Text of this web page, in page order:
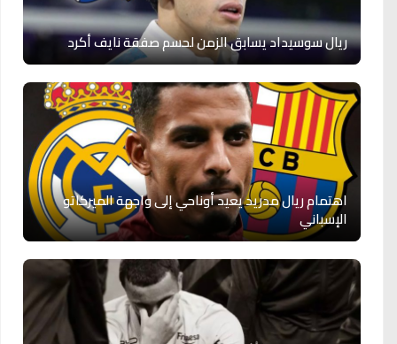
ريال سوسيداد يسابق الزمن لحسم صفقة نايف أكرد
اهتمام ريال مدريد يعيد أوناحي إلى واجهة الميركاتو
الإسباني